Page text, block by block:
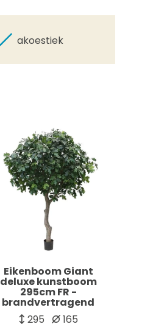
akoestiek
Eikenboom Giant
deluxe kunstboom
295cm FR -
brandvertragend
295
165